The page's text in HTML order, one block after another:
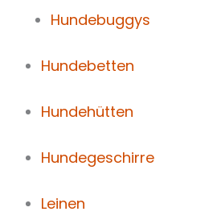
Hundebuggys
Hundebetten
Hundehütten
Hundegeschirre
Leinen